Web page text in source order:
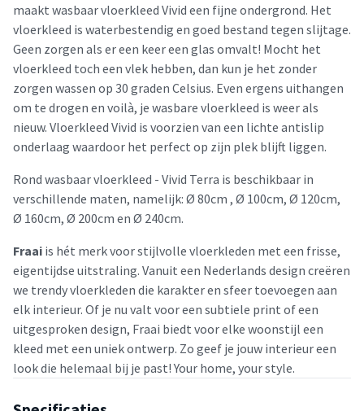
maakt wasbaar vloerkleed Vivid een fijne ondergrond. Het
vloerkleed is waterbestendig en goed bestand tegen slijtage.
Geen zorgen als er een keer een glas omvalt! Mocht het
vloerkleed toch een vlek hebben, dan kun je het zonder
zorgen wassen op 30 graden Celsius. Even ergens uithangen
om te drogen en voilà, je wasbare vloerkleed is weer als
nieuw. Vloerkleed Vivid is voorzien van een lichte antislip
onderlaag waardoor het perfect op zijn plek blijft liggen.
Rond wasbaar vloerkleed - Vivid Terra is beschikbaar in
verschillende maten, namelijk: Ø 80cm , Ø 100cm, Ø 120cm,
Ø 160cm, Ø 200cm en Ø 240cm.
Fraai is hét merk voor stijlvolle vloerkleden met een frisse,
eigentijdse uitstraling. Vanuit een Nederlands design creëren
we trendy vloerkleden die karakter en sfeer toevoegen aan
elk interieur. Of je nu valt voor een subtiele print of een
uitgesproken design, Fraai biedt voor elke woonstijl een
kleed met een uniek ontwerp. Zo geef je jouw interieur een
look die helemaal bij je past! Your home, your style.